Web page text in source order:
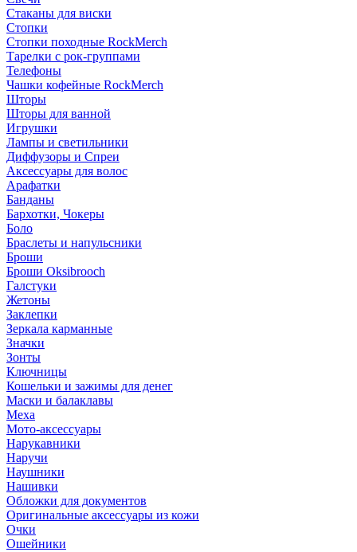
Стаканы для виски
Стопки
Стопки походные RockMerch
Тарелки с рок-группами
Телефоны
Чашки кофейные RockMerch
Шторы
Шторы для ванной
Игрушки
Лампы и светильники
Диффузоры и Спреи
Аксессуары для волос
Арафатки
Банданы
Бархотки, Чокеры
Боло
Браслеты и напульсники
Броши
Броши Oksibrooch
Галстуки
Жетоны
Заклепки
Зеркала карманные
Значки
Зонты
Ключницы
Кошельки и зажимы для денег
Маски и балаклавы
Меха
Мото-аксессуары
Нарукавники
Наручи
Наушники
Нашивки
Обложки для документов
Оригинальные аксессуары из кожи
Очки
Ошейники